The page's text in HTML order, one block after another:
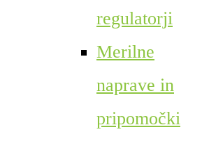
regulatorji
Merilne
naprave in
pripomočki